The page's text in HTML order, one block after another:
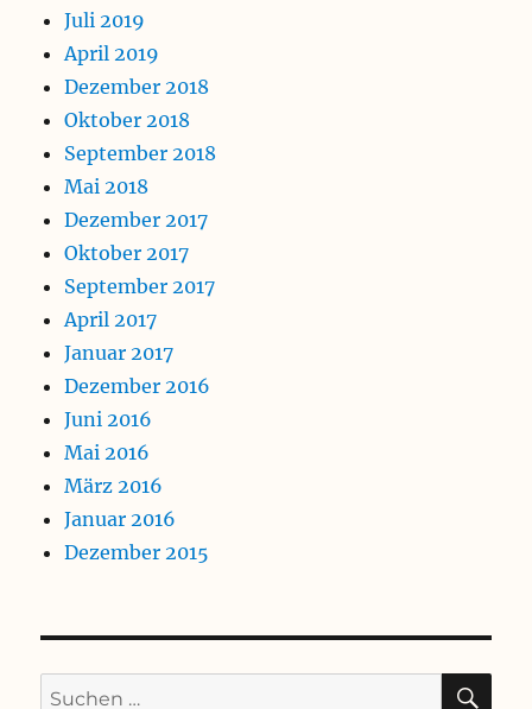
Juli 2019
April 2019
Dezember 2018
Oktober 2018
September 2018
Mai 2018
Dezember 2017
Oktober 2017
September 2017
April 2017
Januar 2017
Dezember 2016
Juni 2016
Mai 2016
März 2016
Januar 2016
Dezember 2015
Suchen